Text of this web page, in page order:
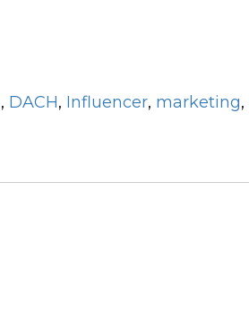
, DACH, Influencer, marketing,